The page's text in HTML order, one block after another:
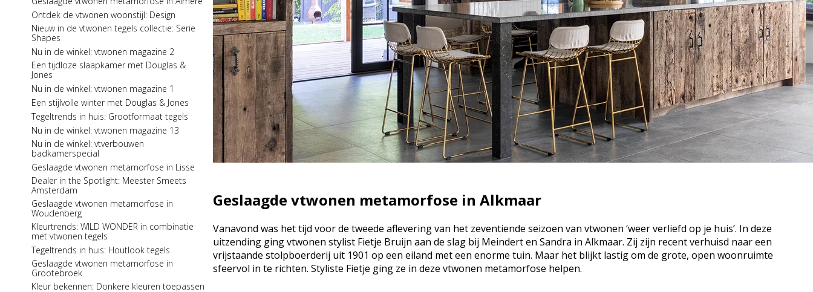
Nu in de winkel: vtverbouwen
badkamerspecial
Tegeltrends in huis: Houtlook tegels
Tegelserie in the spotlight: One by One
Kleur bekennen: Donkere kleuren toepassen
in je interieur
Een luxueuze badkamer met Douglas &
Jones
Nu in de winkel: Stijlvol Wonen 7
Nu in de winkel: Residence 10
Een fijne herfst met Douglas & Jones
Een eigentijdse keuken met Douglas & Jones
Tegelpatronen in huis: Visgraatpatroon
Nu in de winkel: Stijlvol Wonen 6
Kleur bekennen: Lichte kleuren toepassen in
je interieur
Een eigentijdse woonkamer met Douglas &
Jones
Tegelpatronen in huis: Halfsteensverband
Tegelserie in the spotlight: Manor
Nu in de winkel: vtverbouwen vloer &
wandspecial
Nu in de winkel: Stijlvol Wonen 8
Nu in de winkel: Stijlvol Wonen 6
Een stijlvolle slaapkamer met Douglas &
Jones
Een zinderende zomer met Douglas & Jones
Nu in de winkel: Stijlvol Wonen 5
Prachtige binnenkijker: Woonboerderij in
Gelderland
Nu in de winkel: Stijlvol Wonen 4
Nieuw in de collectie: Exotone
Fundamentals
Spelen met tegelpatronen: Visgraatpatroon
Nieuw van Douglas & Jones: Exotone
Premium Vinyl Tiles
Ontdek de vtwonen woonstijl: Design
Nieuw in de vtwonen tegels collectie: Serie
Shapes
Nu in de winkel: vtwonen magazine 2
Een tijdloze slaapkamer met Douglas &
Jones
Nu in de winkel: vtwonen magazine 1
Een stijlvolle winter met Douglas & Jones
Tegeltrends in huis: Grootformaat tegels
Nu in de winkel: vtwonen magazine 13
Nu in de winkel: vtverbouwen
badkamerspecial
Geslaagde vtwonen metamorfose in Lisse
Dealer in the Spotlight: Meester Smeets
Amsterdam
Geslaagde vtwonen metamorfose in
Woudenberg
Kleurtrends: WILD WONDER in combinatie
met vtwonen tegels
Tegeltrends in huis: Houtlook tegels
Geslaagde vtwonen metamorfose in
Grootebroek
Kleur bekennen: Donkere kleuren toepassen
Geslaagde vtwonen metamorfose in Alkmaar
Vanavond was het tijd voor de tweede aflevering van het zeventiende seizoen van vtwonen ‘weer verliefd op je huis’. In deze
uitzending ging vtwonen stylist Fietje Bruijn aan de slag bij Meindert en Sandra in Alkmaar. Zij zijn recent verhuisd naar een
vrijstaande stolpboerderij uit 1901 op een eiland met een enorme tuin. Maar het blijkt lastig om de grote, open woonruimte
sfeervol in te richten. Styliste Fietje ging ze in deze vtwonen metamorfose helpen.